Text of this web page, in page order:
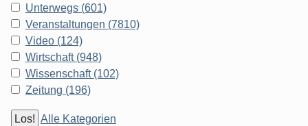
Unterwegs (601)
Veranstaltungen (7810)
Video (124)
Wirtschaft (948)
Wissenschaft (102)
Zeitung (196)
Alle Kategorien